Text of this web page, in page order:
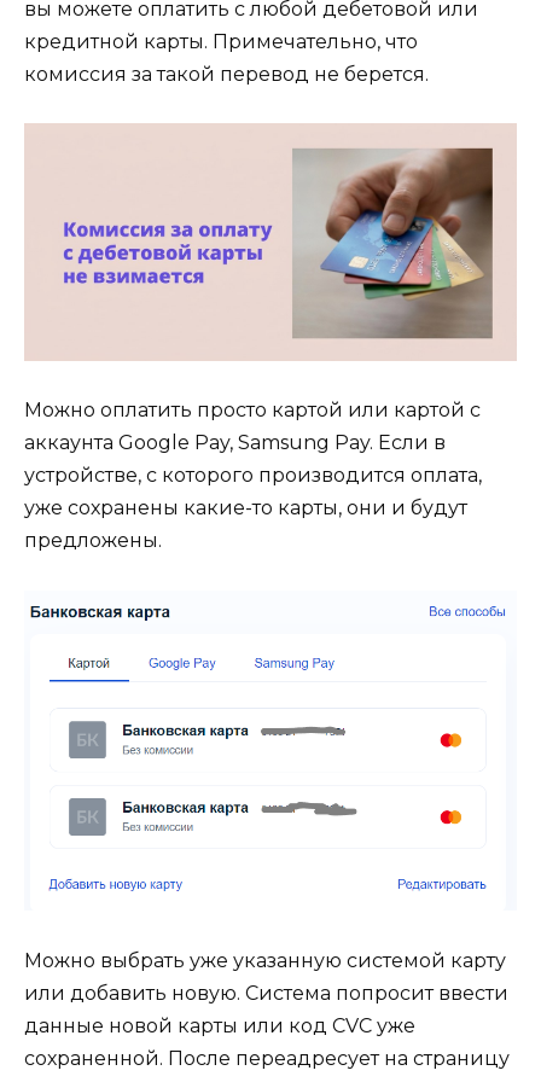
вы можете оплатить с любой дебетовой или
кредитной карты. Примечательно, что
комиссия за такой перевод не берется.
Можно оплатить просто картой или картой с
аккаунта Google Pay, Samsung Pay. Если в
устройстве, с которого производится оплата,
уже сохранены какие-то карты, они и будут
предложены.
Можно выбрать уже указанную системой карту
или добавить новую. Система попросит ввести
данные новой карты или код CVC уже
сохраненной. После переадресует на страницу